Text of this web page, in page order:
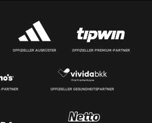
OFFIZIELLER AUSRÜSTER OFFIZIELLER PREMIUM-PARTNER
PARTNER OFFIZIELLER GESUNDHEITSPARTNER